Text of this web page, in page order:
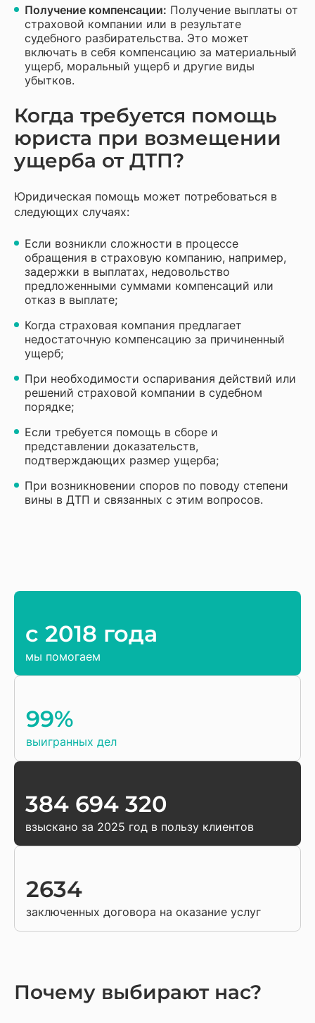
Получение компенсации: Получение выплаты от
страховой компании или в результате
судебного разбирательства. Это может
включать в себя компенсацию за материальный
ущерб, моральный ущерб и другие виды
убытков.
Когда требуется помощь
юриста при возмещении
ущерба от ДТП?
Юридическая помощь может потребоваться в
следующих случаях:
Если возникли сложности в процессе
обращения в страховую компанию, например,
задержки в выплатах, недовольство
предложенными суммами компенсаций или
отказ в выплате;
Когда страховая компания предлагает
недостаточную компенсацию за причиненный
ущерб;
При необходимости оспаривания действий или
решений страховой компании в судебном
порядке;
Если требуется помощь в сборе и
представлении доказательств,
подтверждающих размер ущерба;
При возникновении споров по поводу степени
вины в ДТП и связанных с этим вопросов.
c 2018 года
мы помогаем
99%
выигранных дел
384 694 320
взыскано за 2025 год в пользу клиентов
2634
заключенных договора на оказание услуг
Почему выбирают нас?